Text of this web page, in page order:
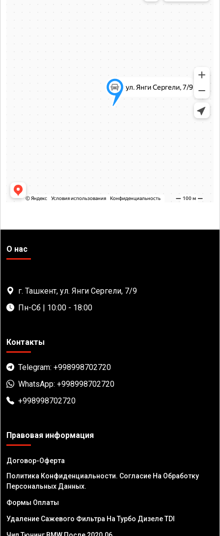
О нас
г. Ташкент, ул. Янги Сергели, 7/9
Пн-Сб | 10:00 - 18:00
Контакты
Telegram: +998998702720
WhatsApp: +998998702720
+998998702720
Правовая информация
Договор-Оферта
Политика Конфиденциальности. Согласие На Обработку
Персональных Данных.
Формы Оплаты
Удаление Сажевого Фильтра На Турбо Дизеле TDI